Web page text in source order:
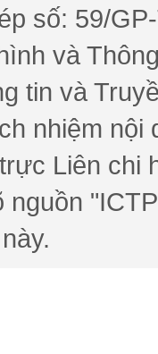
số: 59/
và
tin và
nhiệm nội
Liên chi
nguồn